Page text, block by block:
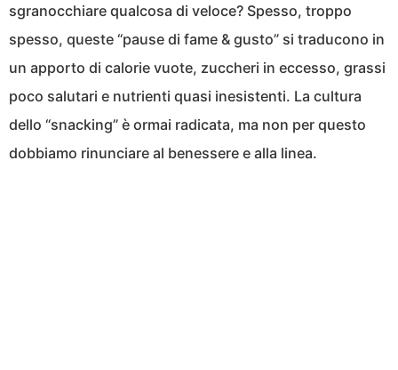
sgranocchiare qualcosa di veloce? Spesso, troppo
spesso, queste “pause di fame & gusto” si traducono in
un apporto di calorie vuote, zuccheri in eccesso, grassi
poco salutari e nutrienti quasi inesistenti. La cultura
dello “snacking” è ormai radicata, ma non per questo
dobbiamo rinunciare al benessere e alla linea.